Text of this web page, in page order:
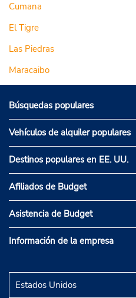
Cumana
El Tigre
Las Piedras
Maracaibo
Búsquedas populares
Vehículos de alquiler populares
Destinos populares en EE. UU.
Afiliados de Budget
Asistencia de Budget
Información de la empresa